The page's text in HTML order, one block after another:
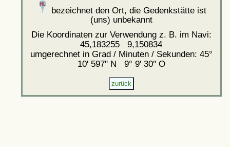
bezeichnet den Ort, die Gedenkstätte ist
(uns) unbekannt
Die Koordinaten zur Verwendung z. B. im Navi:
45,183255 9,150834
umgerechnet in Grad / Minuten / Sekunden: 45°
10' 597'' N 9° 9' 30'' O